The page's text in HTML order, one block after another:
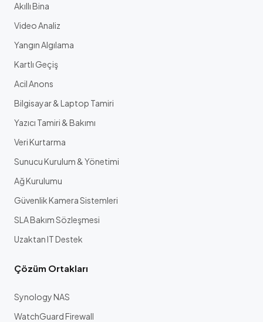
Akıllı Bina
Video Analiz
Yangın Algılama
Kartlı Geçiş
Acil Anons
Bilgisayar & Laptop Tamiri
Yazıcı Tamiri & Bakımı
Veri Kurtarma
Sunucu Kurulum & Yönetimi
Ağ Kurulumu
Güvenlik Kamera Sistemleri
SLA Bakım Sözleşmesi
Uzaktan IT Destek
Çözüm Ortakları
Synology NAS
WatchGuard Firewall